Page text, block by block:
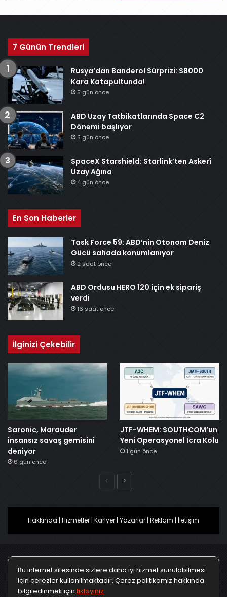
7 Günün Trendleri
Rusya’dan Banderol Sürprizi: S8000
Kara Katapultunda!
5 gün önce
ABD Uzay Tatbikatlarında Space C2
Dönemi başlıyor
5 gün önce
SpaceX Starshield: Starlink’ten Askerî
Uzay Ağına
4 gün önce
En Son Haberler
Task Force 59: ABD’nin Otonom Deniz
Gücü sahada konumlanıyor
2 saat önce
ABD Ordusu HERO 120 için ek sipariş
verdi
16 saat önce
İlginizi Çekebilir
Saronic, Marauder
insansız savaş gemisini
deniyor
6 gün önce
JTF-WHEM: SOUTHCOM’un
Yeni Operasyonel İcra Kolu
1 gün önce
ÖncekiSonraki
Hakkında | Hizmetler | Kariyer | Yazarlar | Reklam | İletişim
Ana Sayfa Gizlilik Politikası
Çerez Politikası
Bu internet sitesinde sizlere daha iyi hizmet sunulabilmesi
için çerezler kullanılmaktadır. Çerez politikamız hakkında
bilgi edinmek için tıklayınız